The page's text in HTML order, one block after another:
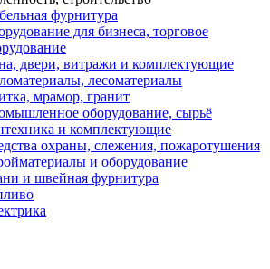
фурнитура
для бизнеса, торговое
двери, витражи и комплектующие
лесоматериалы
мрамор, гранит
оборудование, сырьё
и комплектующие
охраны, слежения, пожаротушения
и оборудование
и швейная фурнитура